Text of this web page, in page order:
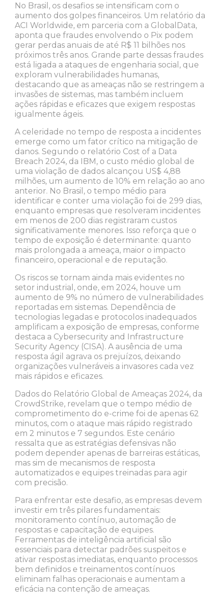
No Brasil, os desafios se intensificam com o
aumento dos golpes financeiros. Um relatório da
ACI Worldwide, em parceria com a GlobalData,
aponta que fraudes envolvendo o Pix podem
gerar perdas anuais de até R$ 11 bilhões nos
próximos três anos. Grande parte dessas fraudes
está ligada a ataques de engenharia social, que
exploram vulnerabilidades humanas,
destacando que as ameaças não se restringem a
invasões de sistemas, mas também incluem
ações rápidas e eficazes que exigem respostas
igualmente ágeis.
A celeridade no tempo de resposta a incidentes
emerge como um fator crítico na mitigação de
danos. Segundo o relatório Cost of a Data
Breach 2024, da IBM, o custo médio global de
uma violação de dados alcançou US$ 4,88
milhões, um aumento de 10% em relação ao ano
anterior. No Brasil, o tempo médio para
identificar e conter uma violação foi de 299 dias,
enquanto empresas que resolveram incidentes
em menos de 200 dias registraram custos
significativamente menores. Isso reforça que o
tempo de exposição é determinante: quanto
mais prolongada a ameaça, maior o impacto
financeiro, operacional e de reputação.
Os riscos se tornam ainda mais evidentes no
setor industrial, onde, em 2024, houve um
aumento de 9% no número de vulnerabilidades
reportadas em sistemas. Dependência de
tecnologias legadas e protocolos inadequados
amplificam a exposição de empresas, conforme
destaca a Cybersecurity and Infrastructure
Security Agency (CISA). A ausência de uma
resposta ágil agrava os prejuízos, deixando
organizações vulneráveis a invasores cada vez
mais rápidos e eficazes.
Dados do Relatório Global de Ameaças 2024, da
CrowdStrike, revelam que o tempo médio de
comprometimento do e-crime foi de apenas 62
minutos, com o ataque mais rápido registrado
em 2 minutos e 7 segundos. Este cenário
ressalta que as estratégias defensivas não
podem depender apenas de barreiras estáticas,
mas sim de mecanismos de resposta
automatizados e equipes treinadas para agir
com precisão.
Para enfrentar este desafio, as empresas devem
investir em três pilares fundamentais:
monitoramento contínuo, automação de
respostas e capacitação de equipes.
Ferramentas de inteligência artificial são
essenciais para detectar padrões suspeitos e
ativar respostas imediatas, enquanto processos
bem definidos e treinamentos contínuos
eliminam falhas operacionais e aumentam a
eficácia na contenção de ameaças.